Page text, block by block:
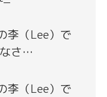
李（Lee）で
さ…
李（Lee）で